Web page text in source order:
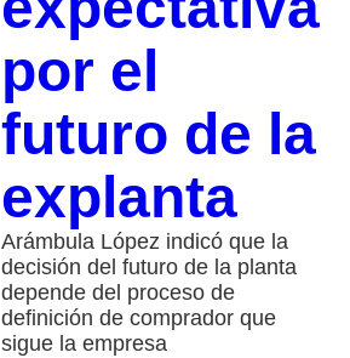
por el
futuro de la
explanta
Arámbula López indicó que la
decisión del futuro de la planta
depende del proceso de
definición de comprador que
sigue la empresa